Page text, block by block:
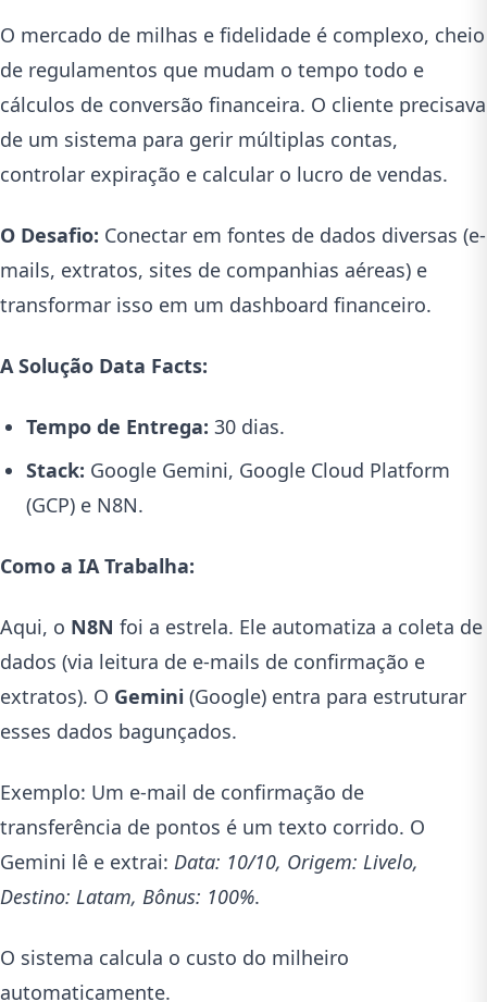
O mercado de milhas e fidelidade é complexo, cheio
de regulamentos que mudam o tempo todo e
cálculos de conversão financeira. O cliente precisava
de um sistema para gerir múltiplas contas,
controlar expiração e calcular o lucro de vendas.
O Desafio: Conectar em fontes de dados diversas (e-
mails, extratos, sites de companhias aéreas) e
transformar isso em um dashboard financeiro.
A Solução Data Facts:
Tempo de Entrega: 30 dias.
Stack: Google Gemini, Google Cloud Platform
(GCP) e N8N.
Como a IA Trabalha:
Aqui, o N8N foi a estrela. Ele automatiza a coleta de
dados (via leitura de e-mails de confirmação e
extratos). O Gemini (Google) entra para estruturar
esses dados bagunçados.
Exemplo: Um e-mail de confirmação de
transferência de pontos é um texto corrido. O
Gemini lê e extrai: Data: 10/10, Origem: Livelo,
Destino: Latam, Bônus: 100%.
O sistema calcula o custo do milheiro
automaticamente.